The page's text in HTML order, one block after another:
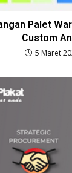
Palet
Custom
5 Maret